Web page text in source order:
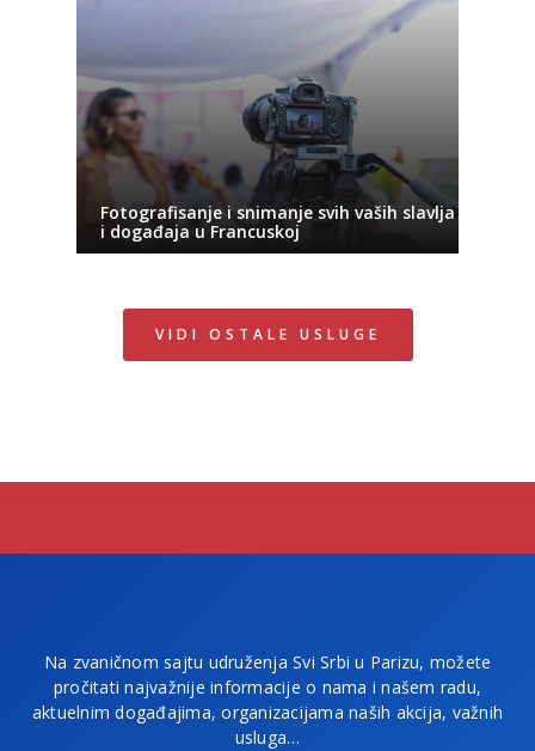
Fotografisanje i snimanje svih vaših slavlja
i događaja u Francuskoj
VIDI OSTALE USLUGE
Na zvaničnom sajtu udruženja Svi Srbi u Parizu, možete
pročitati najvažnije informacije o nama i našem radu,
aktuelnim događajima, organizacijama naših akcija, važnih
usluga…